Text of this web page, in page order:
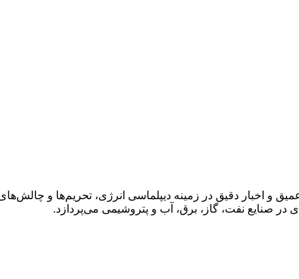
و اخبار دقیق در زمینه دیپلماسی انرژی، تحریم‌ها و
نفت، گاز، برق، آب و پتروشیمی می‌پردازد.